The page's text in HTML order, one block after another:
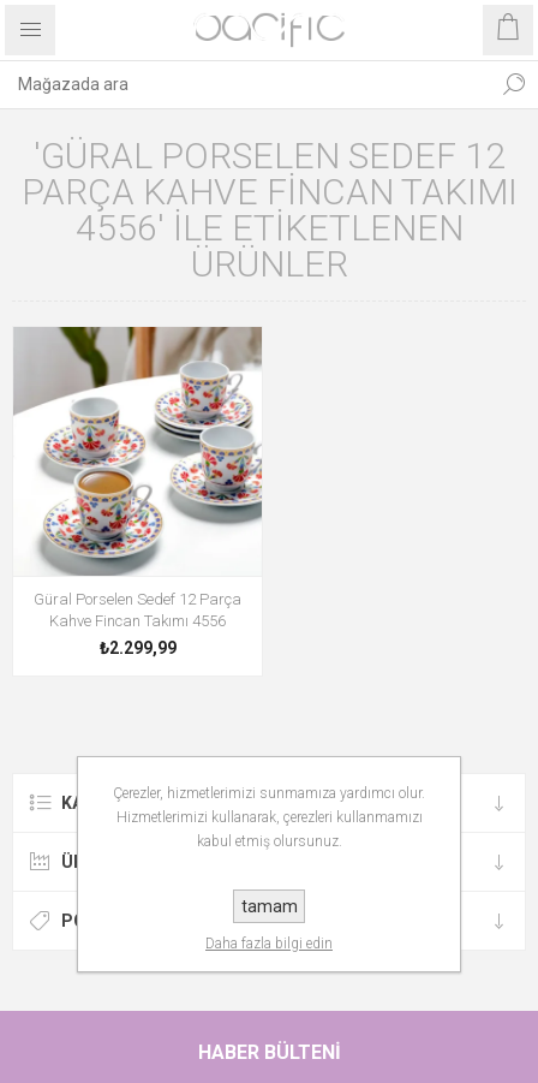
'GÜRAL PORSELEN SEDEF 12
PARÇA KAHVE FINCAN TAKIMI
4556' ILE ETIKETLENEN
ÜRÜNLER
Güral Porselen Sedef 12 Parça
Kahve Fincan Takımı 4556
₺2.299,99
KATEGORILER
ÜRETICILER
POPÜLER ETIKETLER
HABER BÜLTENI
Çerezler, hizmetlerimizi sunmamıza yardımcı olur.
Hizmetlerimizi kullanarak, çerezleri kullanmamızı
kabul etmiş olursunuz.
tamam
Daha fazla bilgi edin